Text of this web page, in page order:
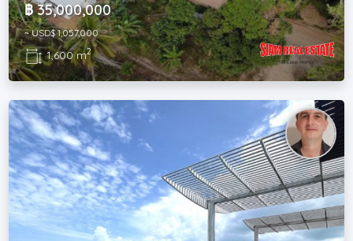
฿ 35,000,000
~ USD$ 1,057,000
1,600 m2